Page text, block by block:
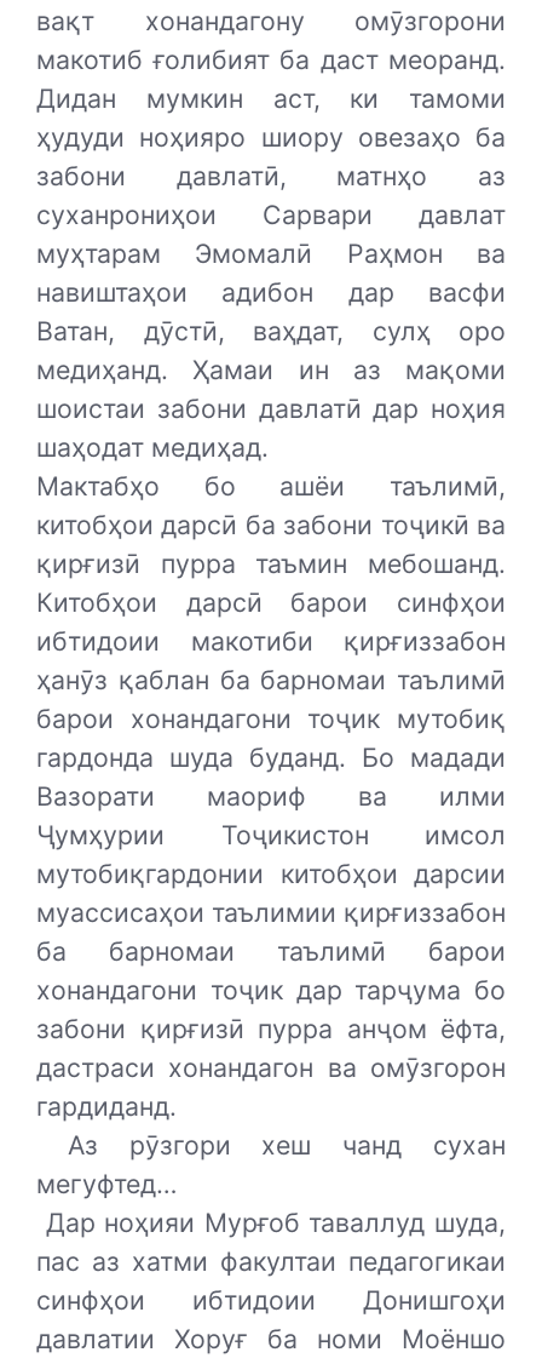
вақт хонандагону омӯзгорони
макотиб ғолибият ба даст меоранд.
Дидан мумкин аст, ки тамоми
ҳудуди ноҳияро шиору овезаҳо ба
забони давлатӣ, матнҳо аз
суханрониҳои Сарвари давлат
муҳтарам Эмомалӣ Раҳмон ва
навиштаҳои адибон дар васфи
Ватан, дӯстӣ, ваҳдат, сулҳ оро
медиҳанд. Ҳамаи ин аз мақоми
шоистаи забони давлатӣ дар ноҳия
шаҳодат медиҳад.
Мактабҳо бо ашёи таълимӣ,
китобҳои дарсӣ ба забони тоҷикӣ ва
қирғизӣ пурра таъмин мебошанд.
Китобҳои дарсӣ барои синфҳои
ибтидоии макотиби қирғиззабон
ҳанӯз қаблан ба барномаи таълимӣ
барои хонандагони тоҷик мутобиқ
гардонда шуда буданд. Бо мадади
Вазорати маориф ва илми
Ҷумҳурии Тоҷикистон имсол
мутобиқгардонии китобҳои дарсии
муассисаҳои таълимии қирғиззабон
ба барномаи таълимӣ барои
хонандагони тоҷик дар тарҷума бо
забони қирғизӣ пурра анҷом ёфта,
дастраси хонандагон ва омӯзгорон
гардиданд.
Аз рӯзгори хеш чанд сухан
мегуфтед…
Дар ноҳияи Мурғоб таваллуд шуда,
пас аз хатми факултаи педагогикаи
синфҳои ибтидоии Донишгоҳи
давлатии Хоруғ ба номи Моёншо